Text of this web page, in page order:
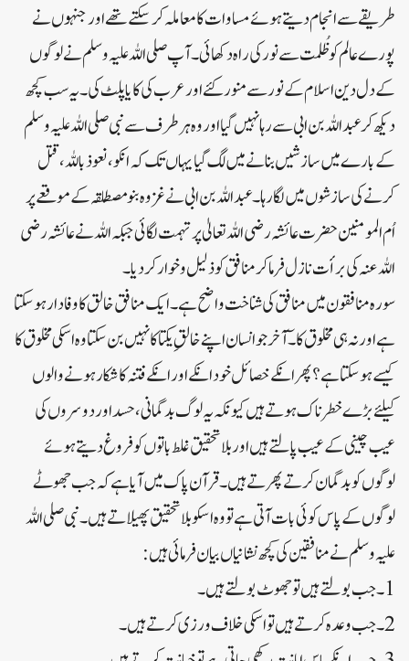
طریقے سے انجام دیتے ہوئے مساوات کا معاملہ کرسکتے تھے اور جنہوں نے
پورے عالم کو ظُلمت سے نور کی راہ دکھائی۔ آپ صلی اللہ علیہ وسلم نے لوگوں
کے دل دین اسلام کے نور سے منور کئے اور عرب کی کایا پلٹ کی۔ یہ سب کچھ
دیکھ کر عبد اللہ بن ابی سے رہا نہیں گیا اور وہ ہر طرف سے نبی صلی اللہ علیہ وسلم
کے بارے میں سازشیں بنا نے میں لگ گیا یہاں تک کہ انکو ،نعوذ باللہ، قتل
کرنے کی سازشوں میں لگا رہا ۔عبداللہ بن ابی نے غزوہ بنو مصطلقہ کے موقعے پر
اُم المومنین حضرت عائشہ رضی اللہ تعالیٰ پر تہمت لگائی جبکہ اللہ نے عائشہ رضی
اللہ عنہ کی برأت نازل فرما کر منافق کو ذلیل و خوار کر دیا۔
سورہ منافقون میں منافق کی شناخت واضح ہے۔ایک منافق خالق کا وفادار ہوسکتا
ہے اور نہ ہی مخلوق کا۔ٓآخر جو انسان اپنے خالقِ یکتا کا نہیں بن سکتا وہ اسکی مخلوق کا
کیسے ہوسکتا ہے؟پھر انکے خصائل خود انکے اور انکے فتنہ کا شکار ہونے والوں
کیلئے بڑے خطرناک ہوتے ہیں کیونکہ یہ لوگ بدگمانی ،حسد اور دوسروں کی
عیب چینی کے عیب پالتے ہیں اور بلا تحقیق غلط باتوں کو فروغ دیتے ہوئے
لوگوں کو بدگمان کرتے پھرتے ہیں ۔ قرآن پاک میں آیا ہے کہ جب جھوٹے
لوگوں کے پاس کوئی بات آتی ہے تو وہ اسکو بلا تحقیق پھیلاتے ہیں۔ نبی صلی اللہ
علیہ وسلم نے منافقین کی کچھ نشانیاں بیان فرمائی ہیں:
1۔جب بولتے ہیں تو جھوٹ بولتے ہیں ۔
2۔جب وعدہ کرتے ہیں تو اسکی خلاف ورزی کرتے ہیں ۔